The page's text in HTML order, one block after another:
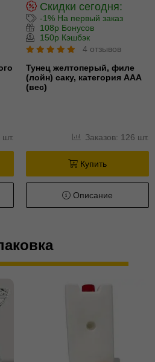
Скидки сегодня:
-1% На первый заказ
108р Бонусов
150р Кэшбэк
4 отзывов
Тунец желтоперый, филе
(лойн) cаку, категория ААА
(вес)
Заказов: 126 шт.
Купить
Описание